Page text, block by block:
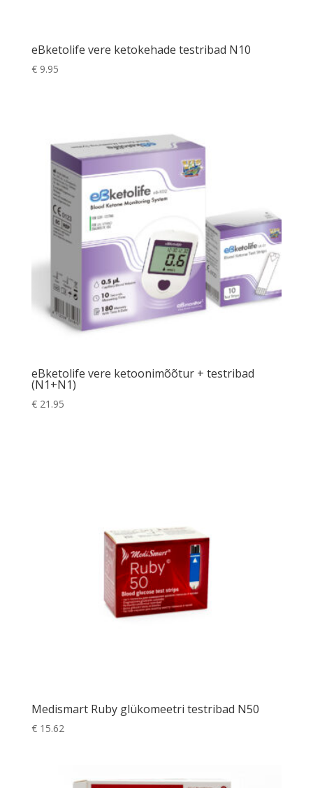
eBketolife vere ketokehade testribad N10
€9.95
eBketolife vere ketoonimõõtur + testribad
(N1+N1)
€21.95
Medismart Ruby glükomeetri testribad N50
€15.62